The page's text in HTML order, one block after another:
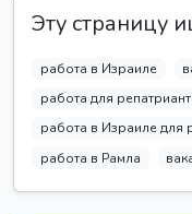
Эту страницу
работа в Израиле
работа для
работа в Израиле для
работа в Рамла